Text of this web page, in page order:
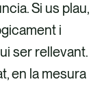
Si us plau,
i
ser rellevant.
en la mesura